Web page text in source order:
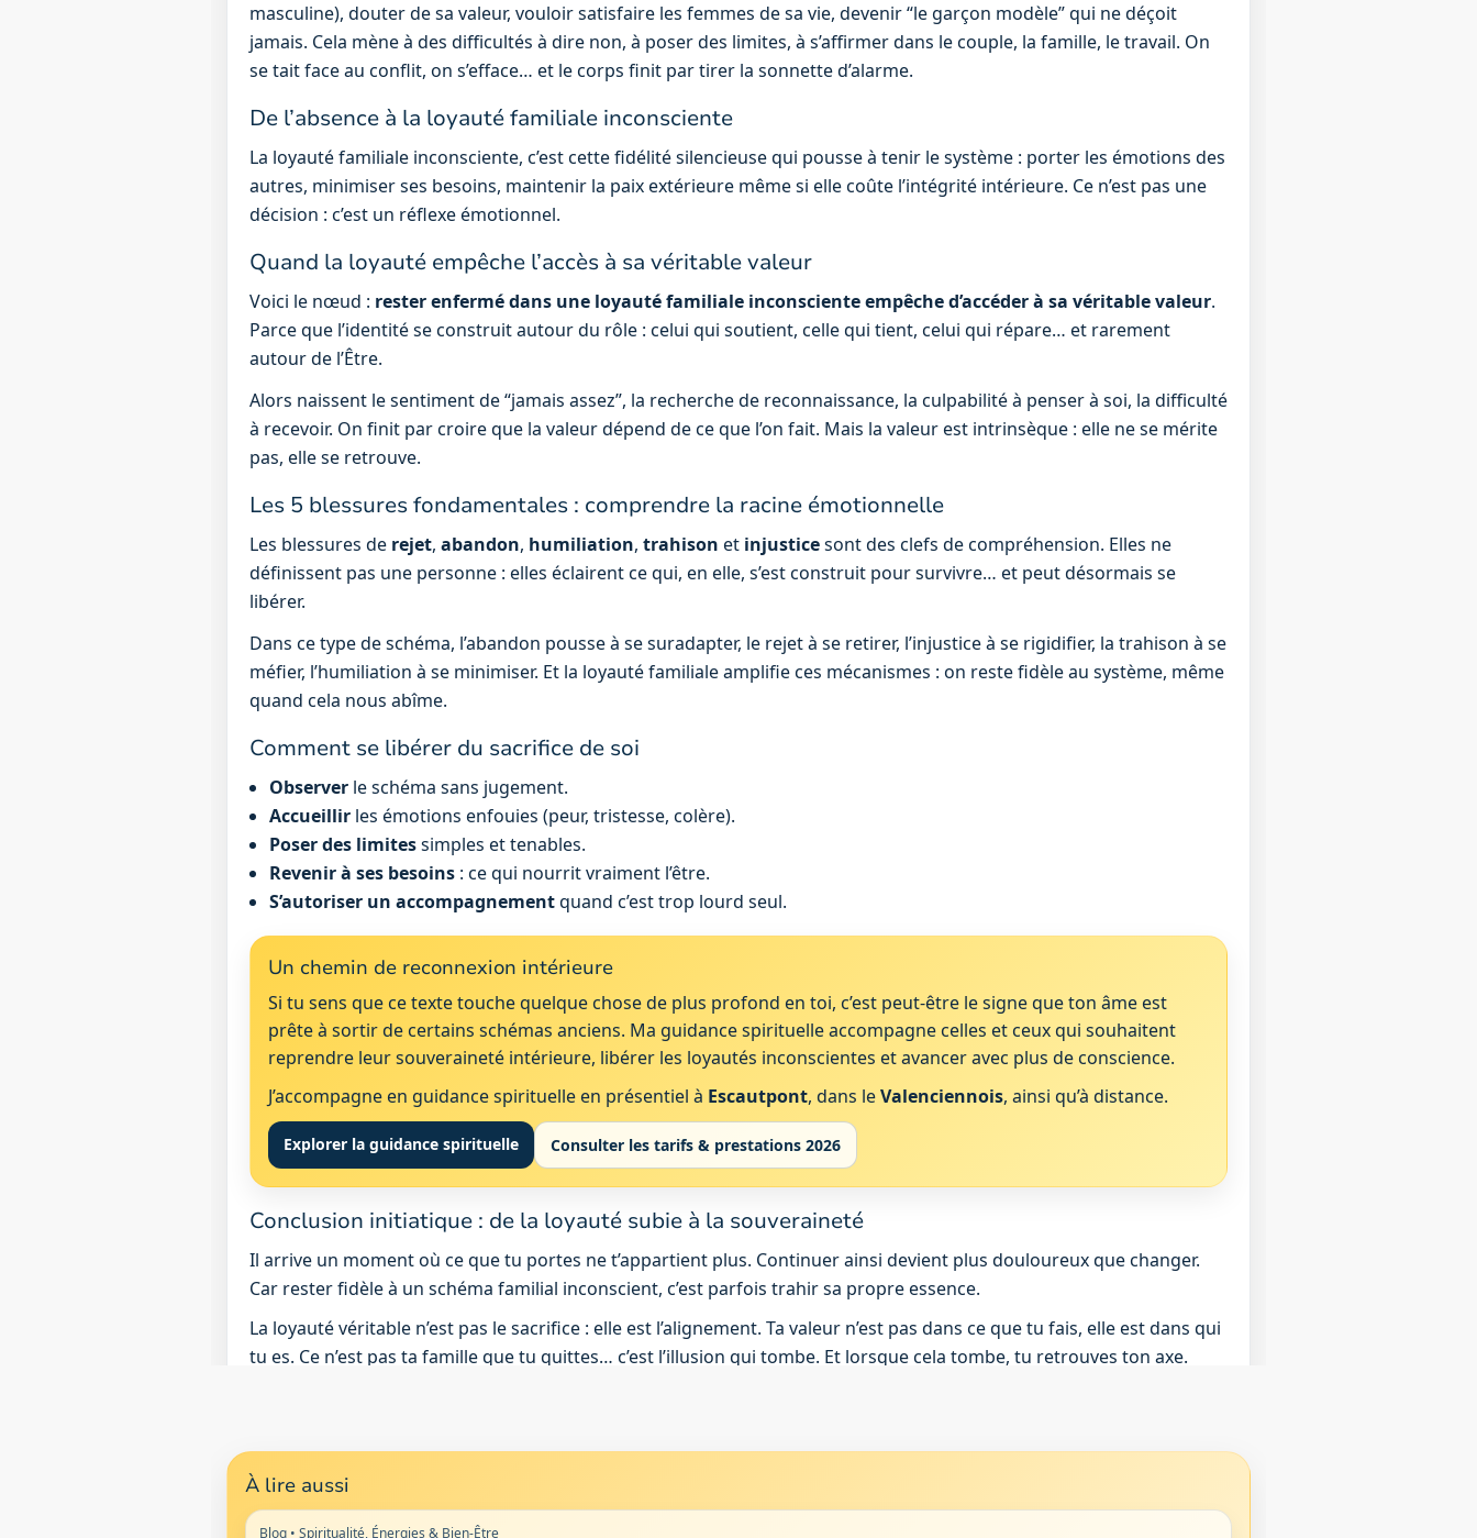
masculine), douter de sa valeur, vouloir satisfaire les femmes de sa vie, devenir “le garçon modèle” qui ne déçoit
jamais. Cela mène à des difficultés à dire non, à poser des limites, à s’affirmer dans le couple, la famille, le travail. On
se tait face au conflit, on s’efface… et le corps finit par tirer la sonnette d’alarme.
De l’absence à la loyauté familiale inconsciente
La loyauté familiale inconsciente, c’est cette fidélité silencieuse qui pousse à tenir le système : porter les émotions des
autres, minimiser ses besoins, maintenir la paix extérieure même si elle coûte l’intégrité intérieure. Ce n’est pas une
décision : c’est un réflexe émotionnel.
Quand la loyauté empêche l’accès à sa véritable valeur
Voici le nœud : rester enfermé dans une loyauté familiale inconsciente empêche d’accéder à sa véritable valeur.
Parce que l’identité se construit autour du rôle : celui qui soutient, celle qui tient, celui qui répare… et rarement
autour de l’Être.
Alors naissent le sentiment de “jamais assez”, la recherche de reconnaissance, la culpabilité à penser à soi, la difficulté
à recevoir. On finit par croire que la valeur dépend de ce que l’on fait. Mais la valeur est intrinsèque : elle ne se mérite
pas, elle se retrouve.
Les 5 blessures fondamentales : comprendre la racine émotionnelle
Les blessures de rejet, abandon, humiliation, trahison et injusticesont des clefs de compréhension. Elles ne
définissent pas une personne : elles éclairent ce qui, en elle, s’est construit pour survivre… et peut désormais se
libérer.
Dans ce type de schéma, l’abandon pousse à se suradapter, le rejet à se retirer, l’injustice à se rigidifier, la trahison à se
méfier, l’humiliation à se minimiser. Et la loyauté familiale amplifie ces mécanismes : on reste fidèle au système, même
quand cela nous abîme.
Comment se libérer du sacrifice de soi
Observer le schéma sans jugement.
Accueillir les émotions enfouies (peur, tristesse, colère).
Poser des limitessimples et tenables.
Revenir à ses besoins : ce qui nourrit vraiment l’être.
S’autoriser un accompagnementquand c’est trop lourd seul.
Un chemin de reconnexion intérieure
Si tu sens que ce texte touche quelque chose de plus profond en toi, c’est peut-être le signe que ton âme est
prête à sortir de certains schémas anciens. Ma guidance spirituelle accompagne celles et ceux qui souhaitent
reprendre leur souveraineté intérieure, libérer les loyautés inconscientes et avancer avec plus de conscience.
J’accompagne en guidance spirituelle en présentiel à Escautpont, dans leValenciennois, ainsi qu’à distance.
Explorer la guidance spirituelle Consulter les tarifs & prestations 2026
Conclusion initiatique : de la loyauté subie à la souveraineté
Il arrive un moment où ce que tu portes ne t’appartient plus. Continuer ainsi devient plus douloureux que changer.
Car rester fidèle à un schéma familial inconscient, c’est parfois trahir sa propre essence.
La loyauté véritable n’est pas le sacrifice : elle est l’alignement. Ta valeur n’est pas dans ce que tu fais, elle est dans qui
tu es. Ce n’est pas ta famille que tu quittes… c’est l’illusion qui tombe. Et lorsque cela tombe, tu retrouves ton axe.
À lire aussi
Blog • Spiritualité, Énergies & Bien-Être